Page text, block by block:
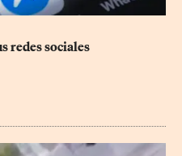
redes sociales